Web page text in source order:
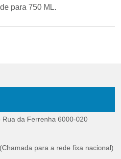
para 750 ML.
Rua da Ferrenha 6000-020
para a rede fixa nacional)